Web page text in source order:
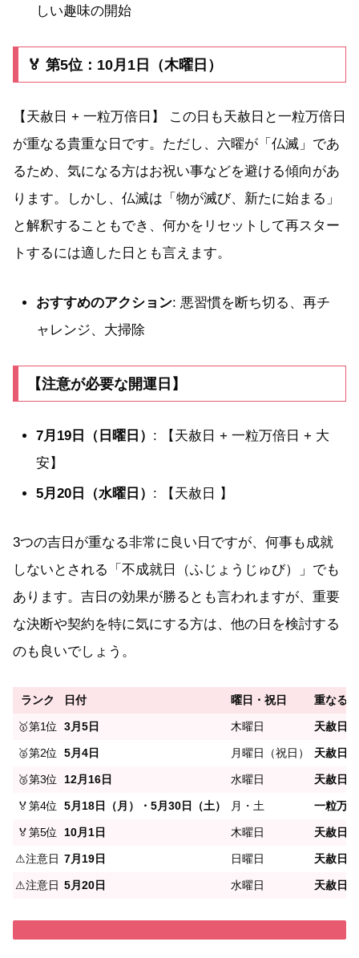
しい趣味の開始
🏅 第5位：10月1日（木曜日）
【天赦日 + 一粒万倍日】 この日も天赦日と一粒万倍日
が重なる貴重な日です。ただし、六曜が「仏滅」であ
るため、気になる方はお祝い事などを避ける傾向があ
ります。しかし、仏滅は「物が滅び、新たに始まる」
と解釈することもでき、何かをリセットして再スター
トするには適した日とも言えます。
おすすめのアクション: 悪習慣を断ち切る、再チ
ャレンジ、大掃除
【注意が必要な開運日】
7月19日（日曜日） : 【天赦日 + 一粒万倍日 + 大
安】
5月20日（水曜日） : 【天赦日 】
3つの吉日が重なる非常に良い日ですが、何事も成就
しないとされる「不成就日（ふじょうじゅび）」でも
あります。吉日の効果が勝るとも言われますが、重要
な決断や契約を特に気にする方は、他の日を検討する
のも良いでしょう。
ランク 日付 曜日・祝日 重なる
🥇第1位 3月5日 木曜日 天赦日
🥈第2位 5月4日 月曜日（祝日） 天赦日
🥉第3位 12月16日 水曜日 天赦日
🏅第4位 5月18日（月）・5月30日（土） 月・土 一粒万
🏅第5位 10月1日 木曜日 天赦日
⚠注意日 7月19日 日曜日 天赦日
⚠注意日 5月20日 水曜日 天赦日